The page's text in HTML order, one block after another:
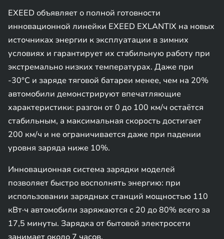
EXEED объявляет о полной готовности
инновационной линейки EXEED EXLANTIX на новых
источниках энергии к эксплуатации в зимних
условиях и гарантирует их стабильную работу при
экстремально низких температурах. Даже при
-30°C и заряде тяговой батареи менее, чем на 20%
автомобили демонстрируют впечатляющие
характеристики: разгон от 0 до 100 км/ч остаётся
стабильным, а максимальная скорость достигает
200 км/ч и не ограничивается даже при падении
уровня заряда ниже 10%.
Инновационная система зарядки моделей
позволяет быстро восполнять энергию: при
использовании зарядных станций мощностью 110
кВт·ч автомобили заряжаются с 20 до 80% всего за
17,5 минуты. Зарядка от бытовой электросети